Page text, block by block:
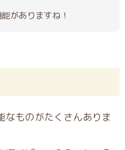
がありますね！
なものがたくさんありま